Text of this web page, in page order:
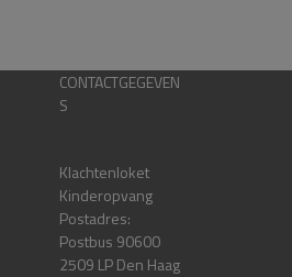
CONTACTGEGEVEN
S
Klachtenloket
Kinderopvang
Postadres:
Postbus 90600
2509 LP Den Haag